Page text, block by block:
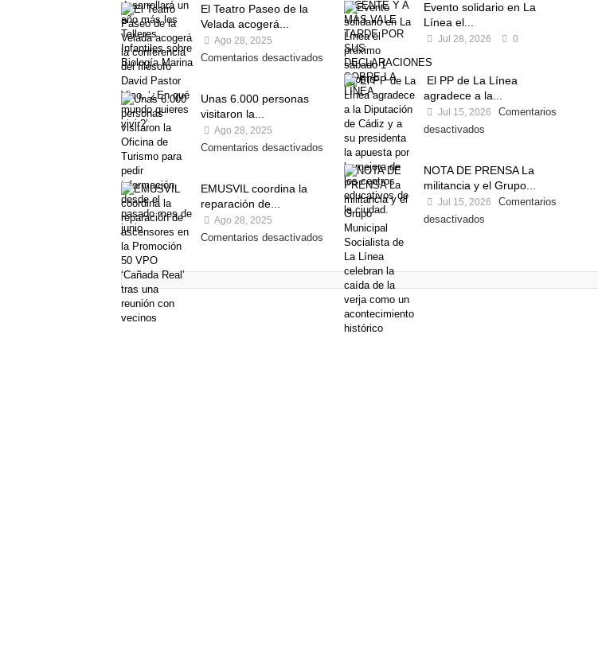
El Teatro Paseo de la
Velada acogerá...
Ago 28, 2025
Comentarios desactivados
Unas 6.000 personas
visitaron la...
Ago 28, 2025
Comentarios desactivados
EMUSVIL coordina la
reparación de...
Ago 28, 2025
Comentarios desactivados
Evento solidario en La
Línea el...
Jul 28, 2026 0
El PP de La Línea
agradece a la...
Jul 15, 2026
Comentarios
desactivados
NOTA DE PRENSA La
militancia y el Grupo...
Jul 15, 2026
Comentarios
desactivados